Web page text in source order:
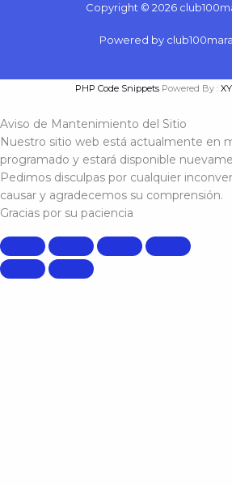
Copyright © 2026
Powered by
PHP Code SnippetsPowered By :
Aviso de Mantenimiento del Sitio
Nuestro sitio web está actualmente en
programado y estará disponible
Pedimos disculpas por cualquier
causar y agradecemos su comprensión.
Gracias por su paciencia